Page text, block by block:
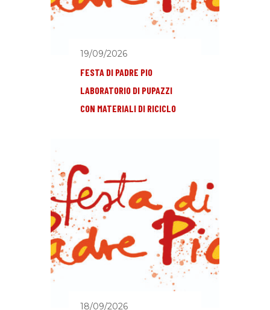
19/09/2026
FESTA DI PADRE PIO
LABORATORIO DI PUPAZZI
CON MATERIALI DI RICICLO
18/09/2026